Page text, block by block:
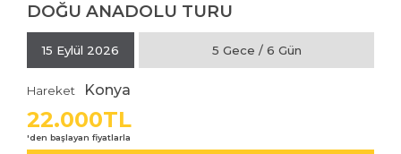
İNCELE
DOĞU ANADOLU TURU
15 Eylül 2026 5 Gece / 6 Gün
Hareket Konya
22.000TL